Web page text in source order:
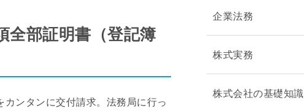
全部証明書（登記簿
ンタンに交付請求。法務局に行っ
企業法務
株式実務
株式会社の基礎知識